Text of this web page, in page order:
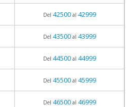
Del 42500al 42999
Del 43500al 43999
Del 44500al 44999
Del 45500al 45999
Del 46500al 46999